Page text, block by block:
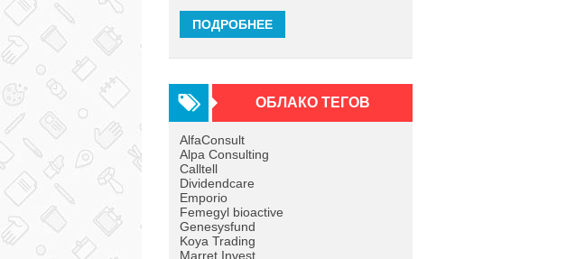
ПОДРОБНЕЕ
ОБЛАКО ТЕГОВ
AlfaConsult
Alpa Consulting
Calltell
Dividendcare
Emporio
Femegyl bioactive
Genesysfund
Koya Trading
Marret Invest